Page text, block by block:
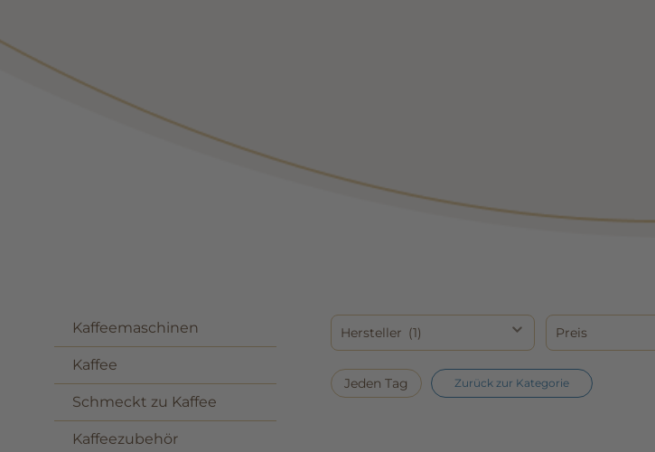
Kaffeemaschinen
Kaffee
Schmeckt zu Kaffee
Kaffeezubehör
Hersteller (1) Preis
Jeden Tag Zurück zur Kategorie